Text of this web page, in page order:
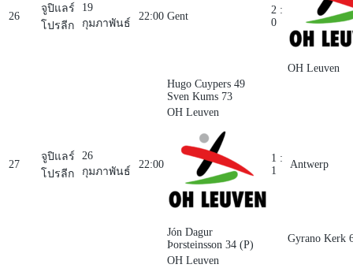
26
จูปิแลร์
โปรลีก
19
กุมภาพันธ์
22:00 Gent
2 :
0
OH Leuven
Hugo Cuypers 49
Sven Kums 73
27
จูปิแลร์
โปรลีก
26
กุมภาพันธ์
22:00
OH Leuven
1 :
1
Antwerp
Jón Dagur
Þorsteinsson 34 (P)
Gyrano Kerk
OH Leuven